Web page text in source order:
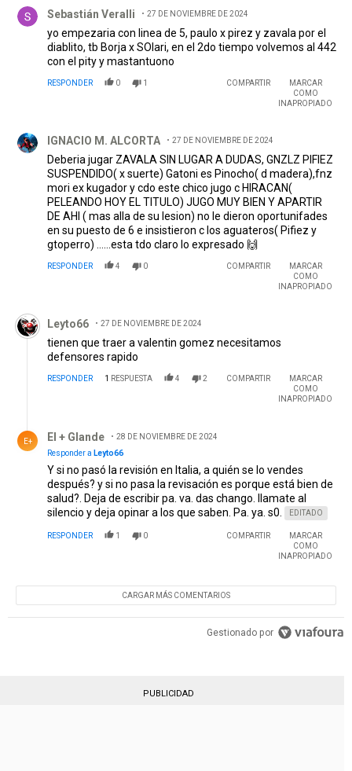
Sebastián Veralli 27 DE NOVIEMBRE DE 2024
yo empezaria con linea de 5, paulo x pirez y zavala por el
diablito, tb Borja x SOlari, en el 2do tiempo volvemos al 442
con el pity y mastantuono
RESPONDER 0 1 COMPARTIR
MARCAR
COMO
INAPROPIADO
IGNACIO M. ALCORTA 27 DE NOVIEMBRE DE 2024
Deberia jugar ZAVALA SIN LUGAR A DUDAS, GNZLZ PIFIEZ
SUSPENDIDO( x suerte) Gatoni es Pinocho( d madera),fnz
mori ex kugador y cdo este chico jugo c HIRACAN(
PELEANDO HOY EL TITULO) JUGO MUY BIEN Y APARTIR
DE AHI ( mas alla de su lesion) no le dieron oportunifades
en su puesto de 6 e insistieron c los aguateros( Pifiez y
gtoperro) ......esta tdo claro lo expresado 🙌
RESPONDER 4 0 COMPARTIR
MARCAR
COMO
INAPROPIADO
Comentario de Leyto66.
Leyto66 27 DE NOVIEMBRE DE 2024
tienen que traer a valentin gomez necesitamos
defensores rapido
RESPONDER 1 RESPUESTA 4 2 COMPARTIR
MARCAR
COMO
INAPROPIADO
E+ El + Glande
28 DE NOVIEMBRE DE 2024
Responder a Leyto66
Y si no pasó la revisión en Italia, a quién se lo vendes
después? y si no pasa la revisación es porque está bien de
salud?. Deja de escribir pa. va. das chango. llamate al
silencio y deja opinar a los que saben. Pa. ya. s0.
EDITADO
RESPONDER 1 0 COMPARTIR
MARCAR
COMO
INAPROPIADO
CARGAR MÁS COMENTARIOS
Gestionado por
PUBLICIDAD